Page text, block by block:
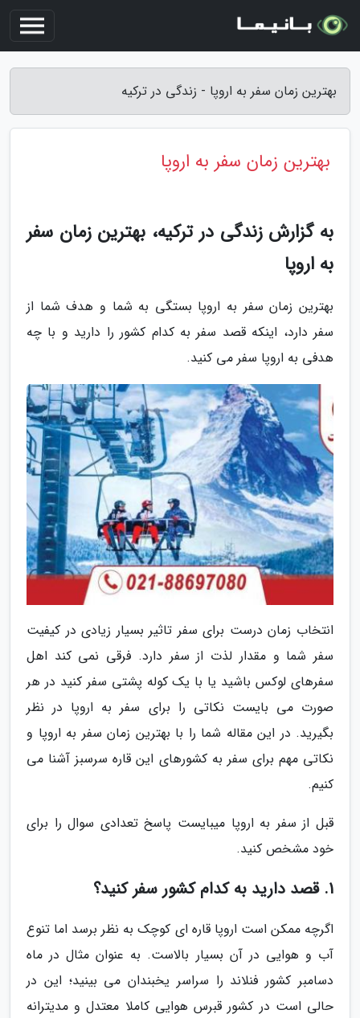
بهترین زمان سفر به اروپا - زندگی در ترکیه
بهترین زمان سفر به اروپا
به گزارش زندگی در ترکیه، بهترین زمان سفر
به اروپا
بهترین زمان سفر به اروپا بستگی به شما و هدف شما از
سفر دارد، اینکه قصد سفر به کدام کشور را دارید و با چه
هدفی به اروپا سفر می کنید.
انتخاب زمان درست برای سفر تاثیر بسیار زیادی در کیفیت
سفر شما و مقدار لذت از سفر دارد. فرقی نمی کند اهل
سفرهای لوکس باشید یا با یک کوله پشتی سفر کنید در هر
صورت می بایست نکاتی را برای سفر به اروپا در نظر
بگیرید. در این مقاله شما را با بهترین زمان سفر به اروپا و
نکاتی مهم برای سفر به کشورهای این قاره سرسبز آشنا می
کنیم.
قبل از سفر به اروپا میبایست پاسخ تعدادی سوال را برای
خود مشخص کنید.
1. قصد دارید به کدام کشور سفر کنید؟
اگرچه ممکن است اروپا قاره ای کوچک به نظر برسد اما تنوع
آب و هوایی در آن بسیار بالاست. به عنوان مثال در ماه
دسامبر کشور فنلاند را سراسر یخبندان می بینید؛ این در
حالی است در کشور قبرس هوایی کاملا معتدل و مدیترانه